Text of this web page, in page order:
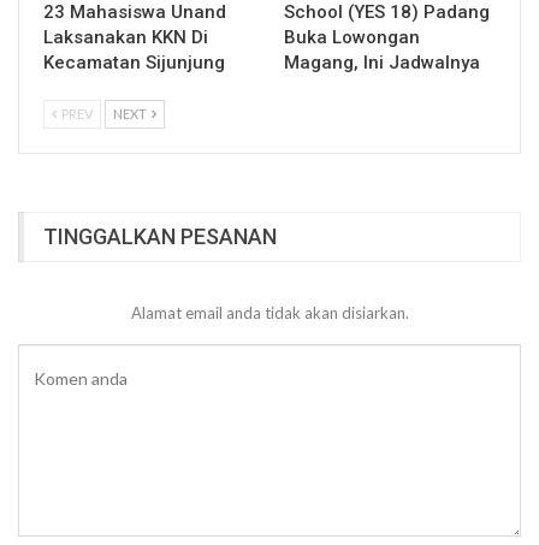
23 Mahasiswa Unand
Laksanakan KKN Di
Kecamatan Sijunjung
School (YES 18) Padang
Buka Lowongan
Magang, Ini Jadwalnya
PREV NEXT
TINGGALKAN PESANAN
Alamat email anda tidak akan disiarkan.